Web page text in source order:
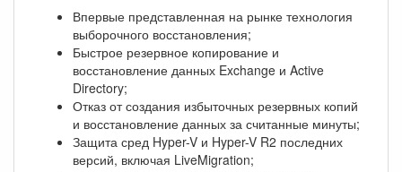
Впервые представленная на рынке технология
выборочного восстановления;
Быстрое резервное копирование и
восстановление данных Exchange и Active
Directory;
Отказ от создания избыточных резервных копий
и восстановление данных за считанные минуты;
Защита сред Hyper-V и Hyper-V R2 последних
версий, включая LiveMigration;